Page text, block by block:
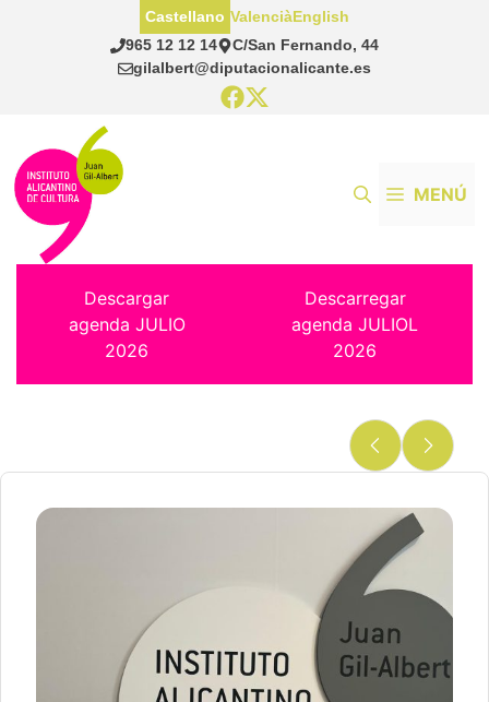
965 12 12 14
C/San Fernando, 44
gilalbert@diputacionalicante.es
Castellano ValenciàEnglish
MENÚ
Descargar
agenda JULIO
2026
Descarregar
agenda JULIOL
2026